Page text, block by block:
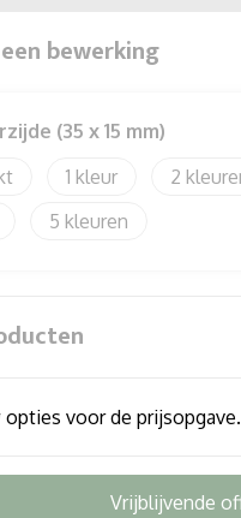
bewerking
(35 x 15 mm)
1 2
5
voor de prijsopgave.
Vrijblijvende